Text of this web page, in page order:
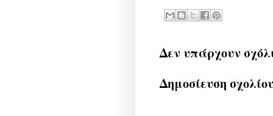
Δεν υπάρχουν
Δημοσίευση